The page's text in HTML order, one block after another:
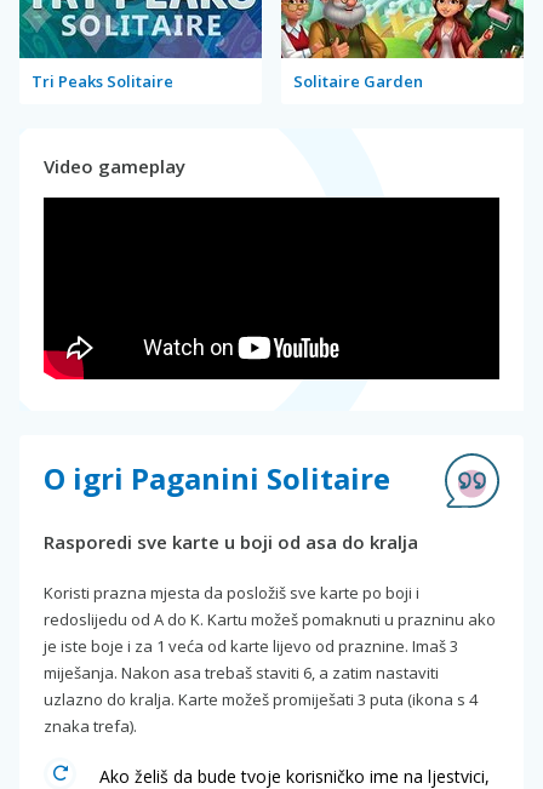
Tri Peaks Solitaire Solitaire Garden
Video gameplay
O igri Paganini Solitaire
Rasporedi sve karte u boji od asa do kralja
Koristi prazna mjesta da posložiš sve karte po boji i
redoslijedu od A do K. Kartu možeš pomaknuti u prazninu ako
je iste boje i za 1 veća od karte lijevo od praznine. Imaš 3
miješanja. Nakon asa trebaš staviti 6, a zatim nastaviti
uzlazno do kralja. Karte možeš promiješati 3 puta (ikona s 4
znaka trefa).
Ako želiš da bude tvoje korisničko ime na ljestvici,